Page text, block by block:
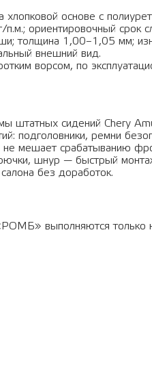
хлопковой основе с
ориентировочный срок
толщина 1,00–1,05 мм;
внешний вид.
ворсом, по
штатных сидений Chery
подголовники, ремни
не мешает
шнур — быстрый
без доработок.
выполняются только